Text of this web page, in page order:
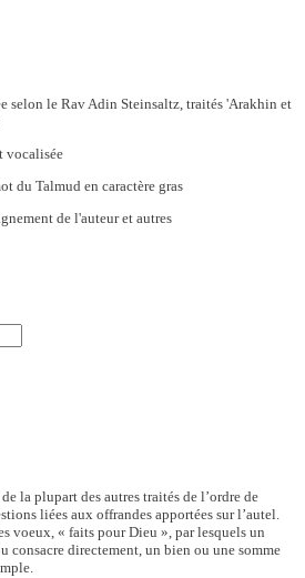
selon le Rav Adin Steinsaltz, traités 'Arakhin et
vocalisée
du Talmud en caractère gras
de l'auteur et autres
la plupart des autres traités de l’ordre de
liées aux offrandes apportées sur l’autel.
voeux, « faits pour Dieu », par lesquels un
consacre directement, un bien ou une somme